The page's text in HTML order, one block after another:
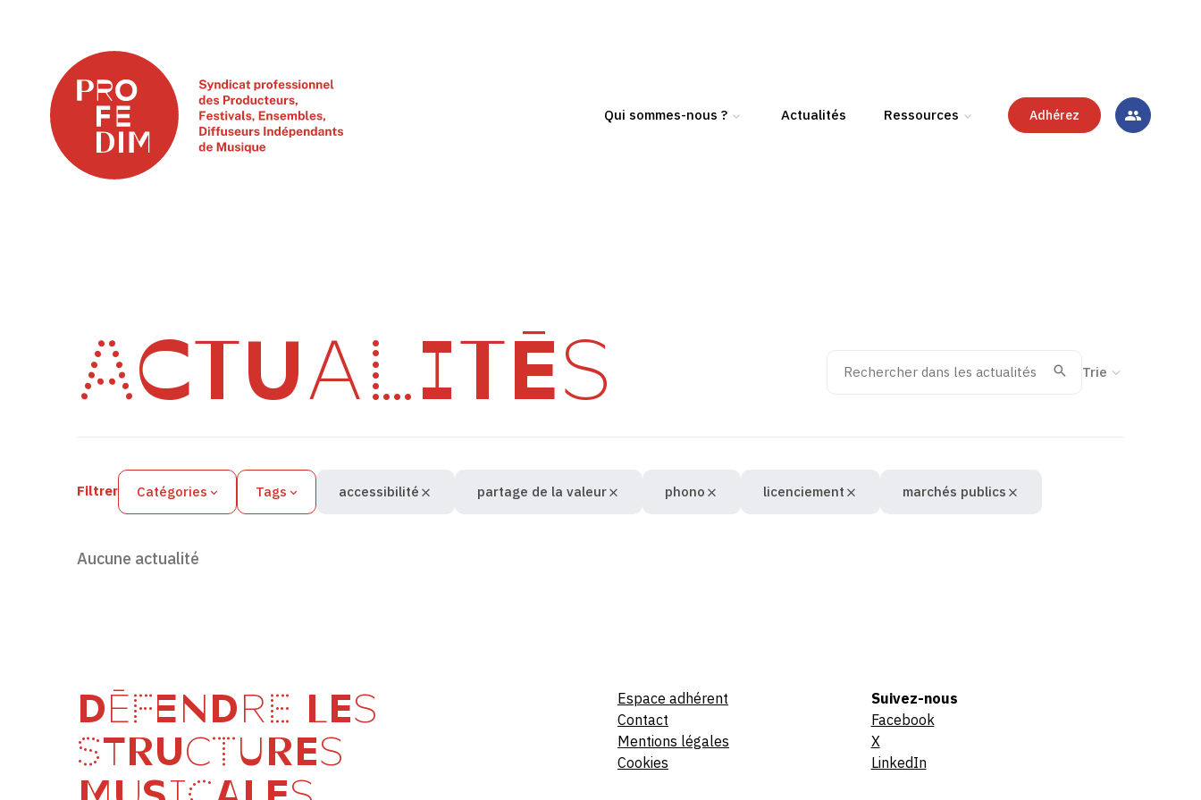
Qui sommes-nous ? Actualités Ressources Adhérez
ACTUALITÉS
Filtres des actualités
Recherche
ValiderTrier la recherche
Filtrer Catégories Tags accessibilité partage de la valeur phono licenciement marchés publics
Aucune actualité
DÉFENDRE LES
STRUCTURES
Espace adhérent
Contact
Mentions légales
Cookies
Suivez-nous
Facebook
X
LinkedIn